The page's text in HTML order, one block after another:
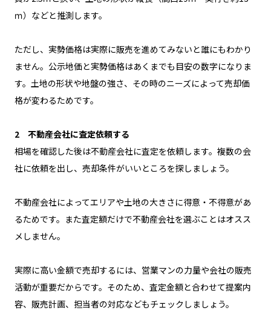
ｍ）などと推測します。
ただし、実勢価格は実際に販売を進めてみないと誰にもわかり
ません。公示地価と実勢価格はあくまでも目安の数字になりま
す。土地の形状や地盤の強さ、その時のニーズによって売却価
格が変わるためです。
2 不動産会社に査定依頼する
相場を確認した後は不動産会社に査定を依頼します。複数の会
社に依頼を出し、売却条件がいいところを探しましょう。
不動産会社によってエリアや土地の大きさに得意・不得意があ
るためです。また査定額だけで不動産会社を選ぶことはオスス
メしません。
実際に高い金額で売却するには、営業マンの力量や会社の販売
活動が重要だからです。そのため、査定金額と合わせて提案内
容、販売計画、担当者の対応などもチェックしましょう。